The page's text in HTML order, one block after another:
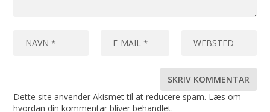
Dette site anvender Akismet til at reducere spam. Læs om
hvordan din kommentar bliver behandlet.